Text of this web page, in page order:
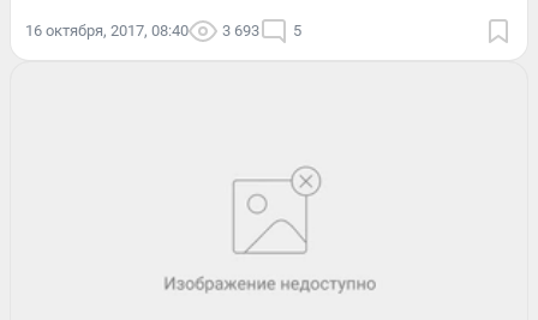
16 октября, 2017, 08:40 3 693 5